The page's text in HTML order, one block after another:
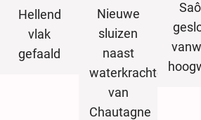
Hellend
vlak
gefaald
Nieuwe
sluizen
naast
van
Chautagne